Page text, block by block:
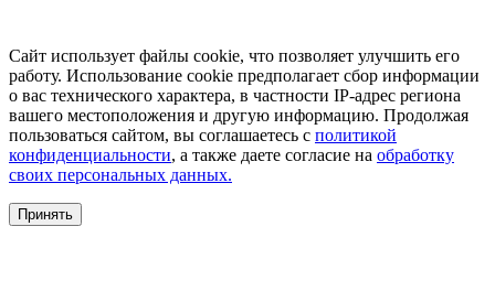
Сайт использует файлы cookie, что позволяет улучшить его
работу. Использование cookie предполагает сбор информации
о вас технического характера, в частности IP-адрес региона
вашего местоположения и другую информацию. Продолжая
пользоваться сайтом, вы соглашаетесь с политикой
конфиденциальности, а также даете согласие на обработку
своих персональных данных.
Принять